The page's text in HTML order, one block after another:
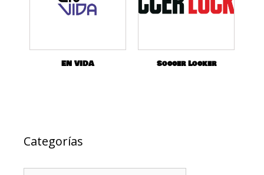
EN VIDA Soccer Locker
Categorías